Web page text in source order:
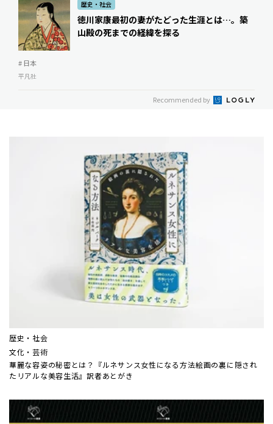
歴史・社会
徳川家康最初の妻がたどった生涯とは…。築
山殿の死までの経緯を探る
# 日本
平凡社
Recommended by
歴史・社会
文化・芸術
華麗な容姿の秘密とは？『ルネサンス女性になる方法――絵画の裏に隠され
たリアルな美容生活』訳者あとがき